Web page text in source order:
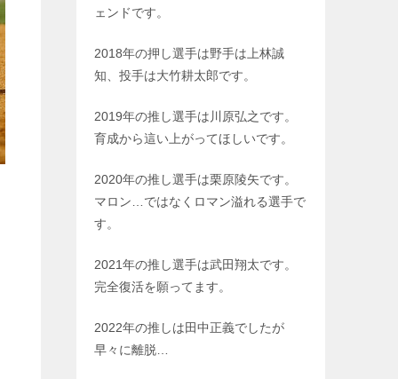
ェンドです。
2018年の押し選手は野手は上林誠
知、投手は大竹耕太郎です。
2019年の推し選手は川原弘之です。
育成から這い上がってほしいです。
2020年の推し選手は栗原陵矢です。
マロン…ではなくロマン溢れる選手で
す。
2021年の推し選手は武田翔太です。
完全復活を願ってます。
2022年の推しは田中正義でしたが
早々に離脱…